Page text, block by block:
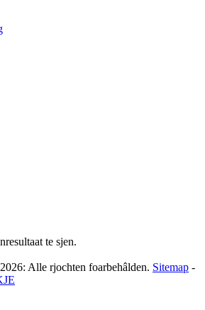
te sjen.
Alle rjochten foarbehâlden. Sitemap -